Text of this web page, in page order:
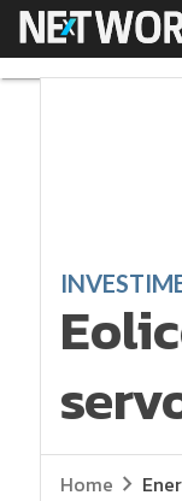
Menu
Home